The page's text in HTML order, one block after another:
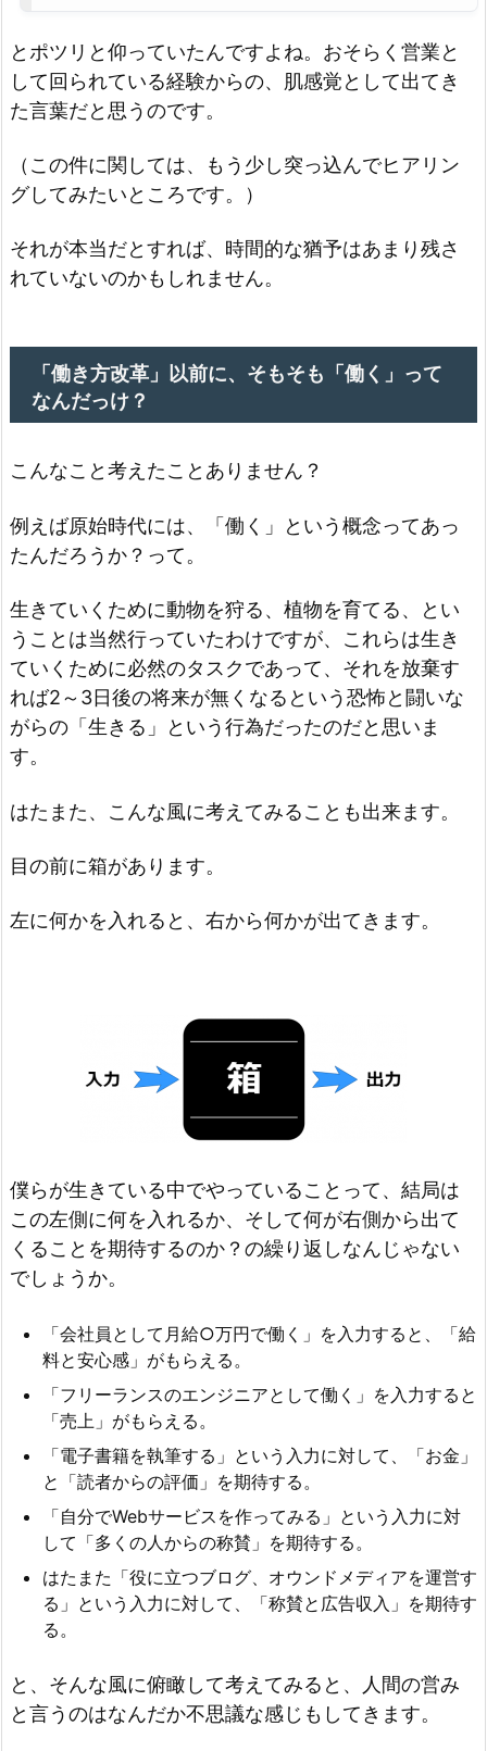
とポツリと仰っていたんですよね。おそらく営業と
して回られている経験からの、肌感覚として出てき
た言葉だと思うのです。
（この件に関しては、もう少し突っ込んでヒアリン
グしてみたいところです。）
それが本当だとすれば、時間的な猶予はあまり残さ
れていないのかもしれません。
「働き方改革」以前に、そもそも「働く」って
なんだっけ？
こんなこと考えたことありません？
例えば原始時代には、「働く」という概念ってあっ
たんだろうか？って。
生きていくために動物を狩る、植物を育てる、とい
うことは当然行っていたわけですが、これらは生き
ていくために必然のタスクであって、それを放棄す
れば2～3日後の将来が無くなるという恐怖と闘いな
がらの「生きる」という行為だったのだと思いま
す。
はたまた、こんな風に考えてみることも出来ます。
目の前に箱があります。
左に何かを入れると、右から何かが出てきます。
僕らが生きている中でやっていることって、結局は
この左側に何を入れるか、そして何が右側から出て
くることを期待するのか？の繰り返しなんじゃない
でしょうか。
「会社員として月給○万円で働く」を入力すると、「給
料と安心感」がもらえる。
「フリーランスのエンジニアとして働く」を入力すると
「売上」がもらえる。
「電子書籍を執筆する」という入力に対して、「お金」
と「読者からの評価」を期待する。
「自分でWebサービスを作ってみる」という入力に対
して「多くの人からの称賛」を期待する。
はたまた「役に立つブログ、オウンドメディアを運営す
る」という入力に対して、「称賛と広告収入」を期待す
る。
と、そんな風に俯瞰して考えてみると、人間の営み
と言うのはなんだか不思議な感じもしてきます。